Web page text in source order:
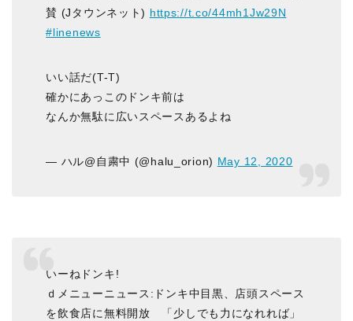
賛 (Jタウンネット) https://t.co/44mh1Jw29N
#linenews
いい話だ(T-T)
確かにあっこのドンキ前は
なんか無駄に広いスペースあるよね
— ハル@自粛中 (@halu_orion) May 12, 2020
いーねドンキ!
ｄメニューニュース:ドンキ中目黒、店頭スペース
を飲食店に無料開放 「少しでも力になれれば」